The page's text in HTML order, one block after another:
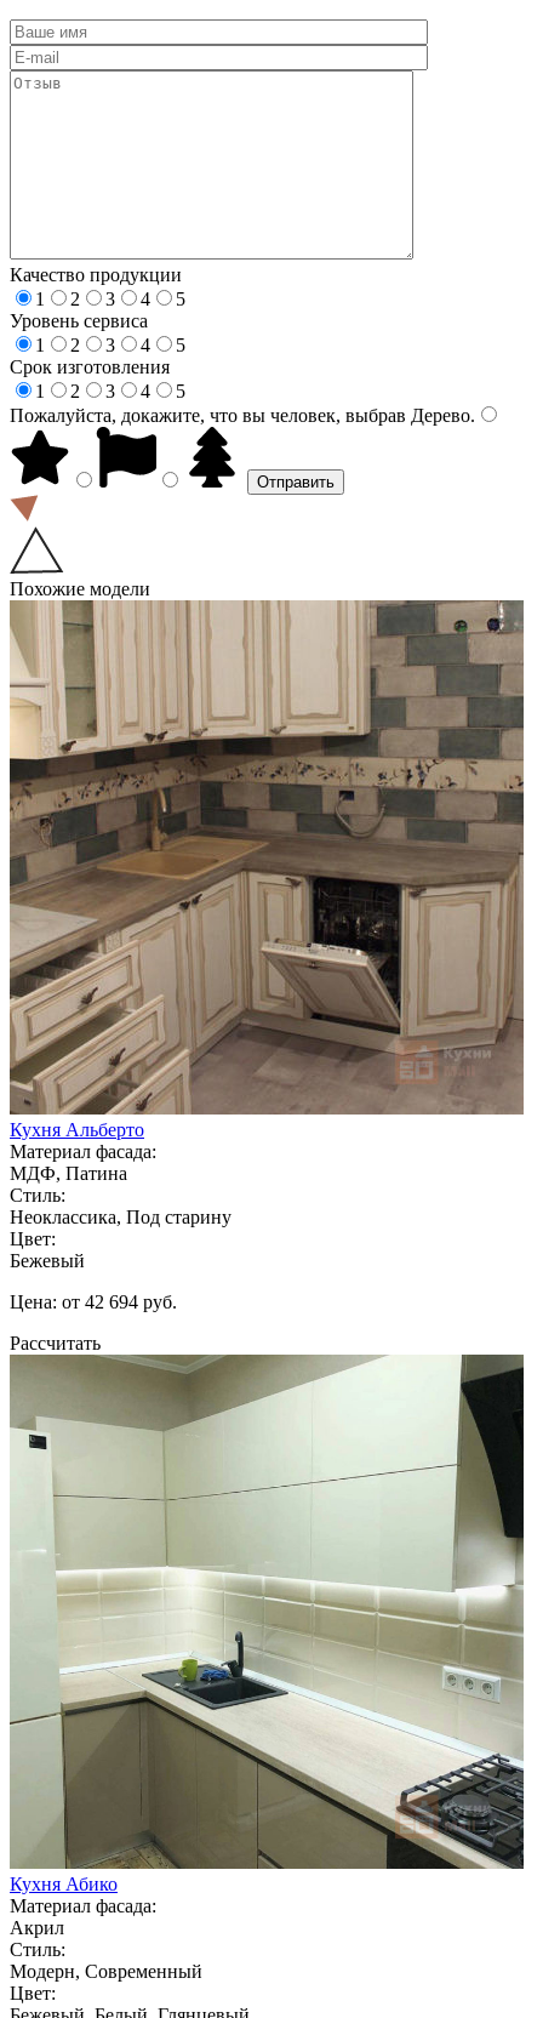
Качество продукции
1
2 3 4
5
Уровень сервиса
1
2 3 4
5
Срок изготовления
1
2 3 4
5
Пожалуйста, докажите, что вы человек, выбрав Дерево.
Похожие модели
Кухня Альберто
Материал фасада:
МДФ, Патина
Стиль:
Неоклассика, Под старину
Цвет:
Бежевый
Цена: от 42 694 руб.
Рассчитать
Кухня Абико
Материал фасада:
Акрил
Стиль:
Модерн, Современный
Цвет: